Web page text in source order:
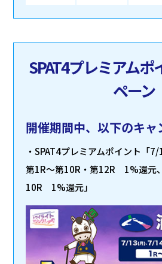
SPAT4プレミアム
ペーン
開催期間中、以下のキ
・SPAT4プレミアムポイント「
第1R～第10R・第12R 1%還
10R 1%還元」